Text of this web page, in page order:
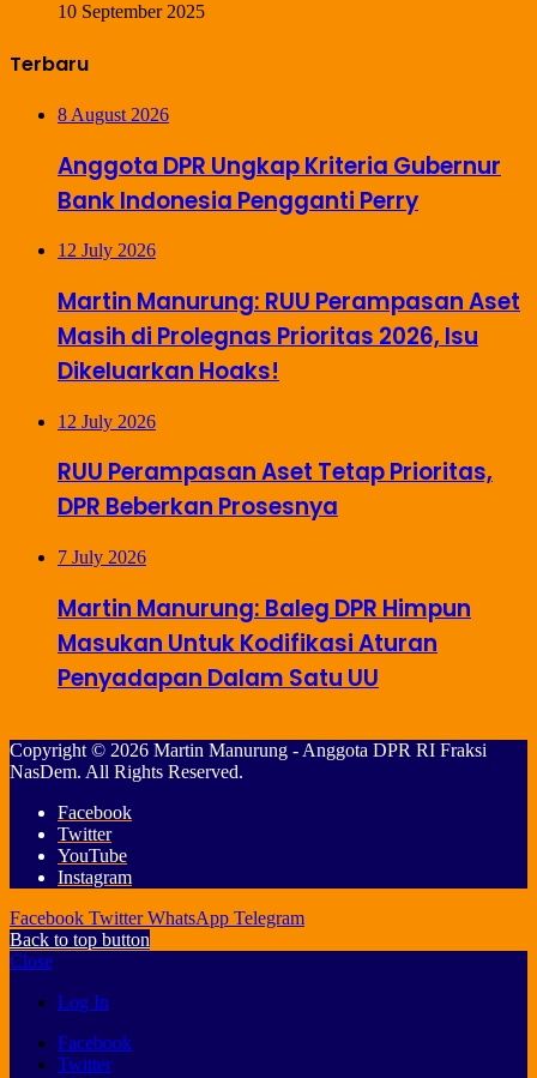
10 September 2025
Terbaru
8 August 2026
Anggota DPR Ungkap Kriteria Gubernur
Bank Indonesia Pengganti Perry
12 July 2026
Martin Manurung: RUU Perampasan Aset
Masih di Prolegnas Prioritas 2026, Isu
Dikeluarkan Hoaks!
12 July 2026
RUU Perampasan Aset Tetap Prioritas,
DPR Beberkan Prosesnya
7 July 2026
Martin Manurung: Baleg DPR Himpun
Masukan Untuk Kodifikasi Aturan
Penyadapan Dalam Satu UU
Copyright © 2026 Martin Manurung - Anggota DPR RI Fraksi
NasDem. All Rights Reserved.
Facebook
Twitter
YouTube
Instagram
Facebook Twitter WhatsApp Telegram
Back to top button
Close
Log In
Facebook
Twitter